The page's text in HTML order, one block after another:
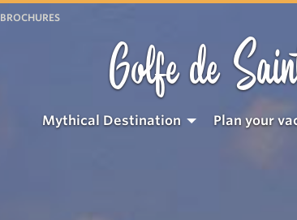
BROCHURES
Golfe de
Mythical Destination Plan your